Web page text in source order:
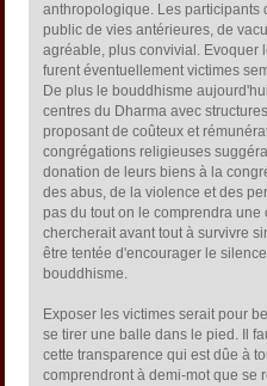
anthropologique. Les participants
public de vies antérieures, de
agréable, plus convivial. Evoquer
furent éventuellement victimes
De plus le bouddhisme
centres du Dharma avec
proposant de coûteux et
congrégations religieuses
donation de leurs biens à la
des abus, de la violence et des
pas du tout on le comprendra
chercherait avant tout à survivre
être tentée d'encourager le
bouddhisme.
Exposer les victimes serait pour
se tirer une balle dans le pied. Il
cette transparence qui est dûe à
comprendront à demi-mot que se